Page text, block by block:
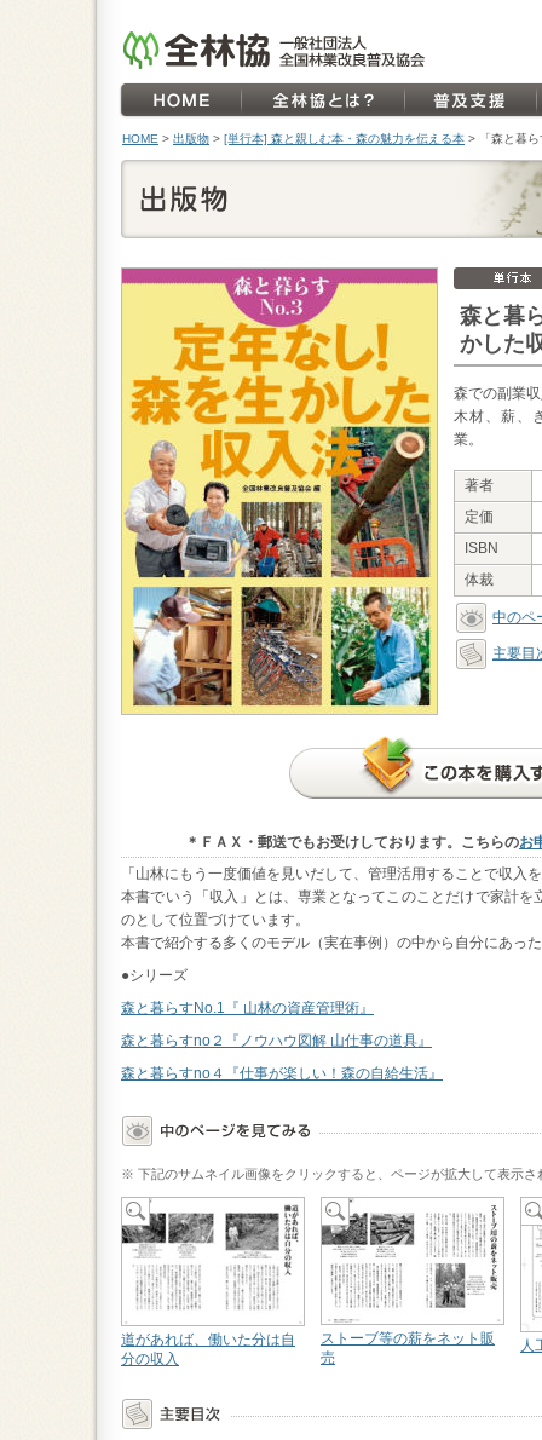
HOME > 出版物 > [単行本] 森と親しむ本・森の魅力を伝える本 > 「森と暮
森と暮
かした
森での副業
木材、薪、
業。
著者
定価
ISBN
体裁
中のペ
主要目
＊ＦＡＸ・郵送でもお受けしております。こちらのお
「山林にもう一度価値を見いだして、管理活用することで収入
本書でいう「収入」とは、専業となってこのことだけで家計
のとして位置づけています。
本書で紹介する多くのモデル（実在事例）の中から自分にあっ
●シリーズ
森と暮らすNo.1『 山林の資産管理術』
森と暮らすno２『ノウハウ図解 山仕事の道具』
森と暮らすno４『仕事が楽しい！森の自給生活』
※ 下記のサムネイル画像をクリックすると、ページが拡大して表示さ
道があれば、働いた分は自
分の収入
ストーブ等の薪をネット販
売
人